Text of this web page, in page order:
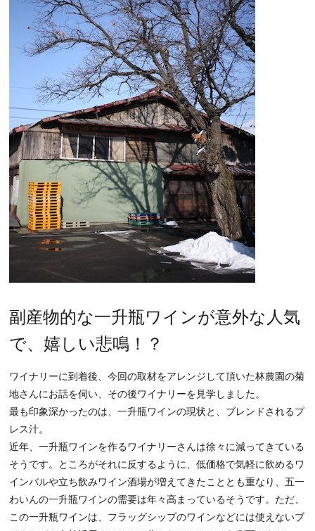
副産物的な一升瓶ワインが意外な人気
で、嬉しい悲鳴！？
ワイナリーに到着後、今回の取材をアレンジして頂いた林農園の菊
地さんにお話を伺い、その後ワイナリーを見学しました。
最も印象深かったのは、一升瓶ワインの現状と、ブレンドされるプ
レス汁。
近年、一升瓶ワインを作るワイナリーさんは徐々に減ってきている
そうです。ところがそれに反するように、低価格で気軽に飲めるワ
インバルや立ち飲みワイン酒場が増えてきたこととも重なり、五一
わいんの一升瓶ワインの需要は年々高まっているそうです。ただ、
この一升瓶ワインは、フラッグシップのワインなどには使えないブ